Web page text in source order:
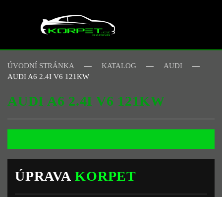
Skip to main content
ÚVODNÍ STRÁNKA KATALOG
AUDI
AUDI A6 2.4I V6 121KW
AUDI A6 2.4I V6 121KW
ÚPRAVAKORPET